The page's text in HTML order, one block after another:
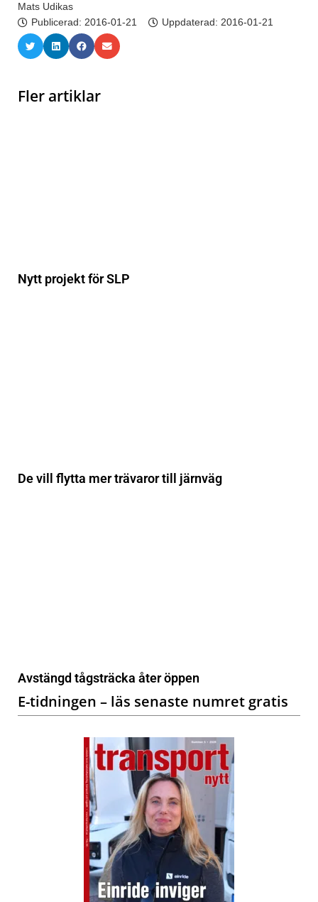
Mats Udikas
Publicerad: 2016-01-21 Uppdaterad: 2016-01-21
Fler artiklar
Nytt projekt för SLP
De vill flytta mer trävaror till järnväg
Avstängd tågsträcka åter öppen
E-tidningen – läs senaste numret gratis